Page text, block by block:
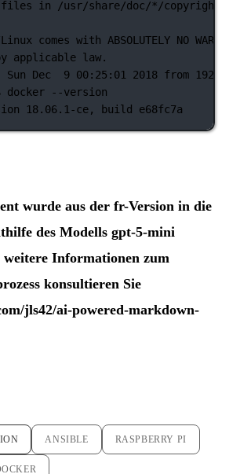
files in /usr/share/doc/*/copyright.
Linux comes with ABSOLUTELY NO
applicable law.
Sun Dec 9 00:25:01 2018 from
docker
--version
18.06.1-ce, build e68fc7a
wurde aus der fr-Version in die
des Modells gpt-5-mini
Informationen zum
konsultieren Sie
jls42/ai-powered-markdown-
ANSIBLE RASPBERRY PI